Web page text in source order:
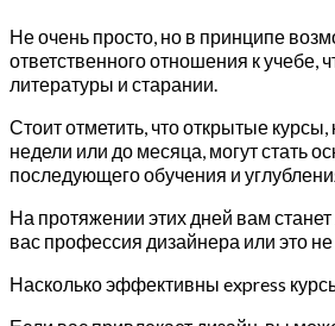
Не очень просто, но в принципе
ответственного отношения к учебе,
литературы и старании.
Стоит отметить, что открытые
недели или до месяца, могут стать
последующего обучения и
На протяжении этих дней вам станет
вас профессия дизайнера или это
Насколько эффективны express